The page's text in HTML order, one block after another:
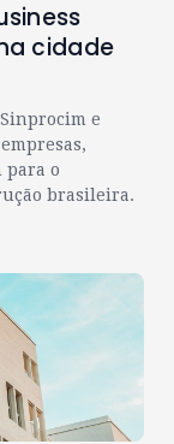
cidade
e
o
brasileira.